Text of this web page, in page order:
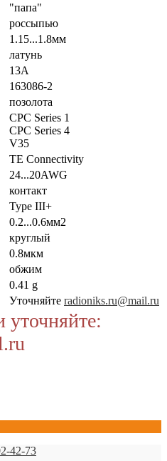
"папа"
россыпью
1.15...1.8мм
латунь
13А
163086-2
позолота
CPC Series 1
CPC Series 4
V35
TE Connectivity
24...20AWG
контакт
Type III+
0.2...0.6мм2
круглый
0.8мкм
обжим
0.41 g
Уточняйте radioniks.ru@mail.ru
уточняйте:
42-73